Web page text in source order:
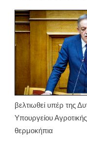
βελτιωθεί υπέρ της
Υπουργείου
θερμοκήπια